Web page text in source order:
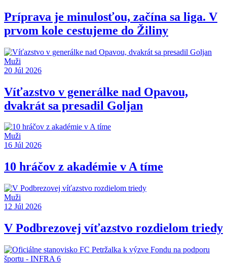
Príprava je minulosťou, začína sa liga. V
prvom kole cestujeme do Žiliny
Muži
20 Júl 2026
Víťazstvo v generálke nad Opavou,
dvakrát sa presadil Goljan
Muži
16 Júl 2026
10 hráčov z akadémie v A tíme
Muži
12 Júl 2026
V Podbrezovej víťazstvo rozdielom triedy